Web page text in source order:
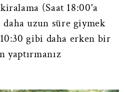
(Saat 18:00'a
uzun süre giymek
gibi daha erken bir
yaptırmanız